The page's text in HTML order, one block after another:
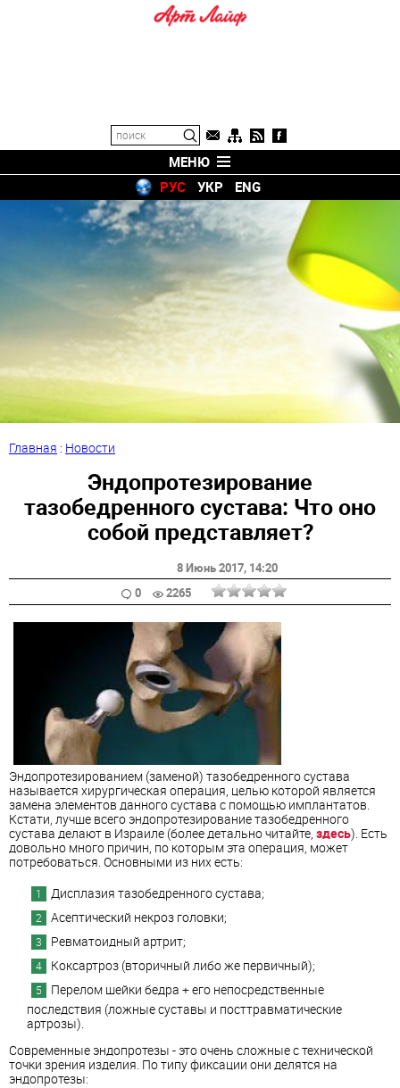
МЕНЮ
РУС
УКР ENG
Главная : Новости
Эндопротезирование
тазобедренного сустава: Что оно
собой представляет?
8 Июнь 2017, 14:20
0
2265
Эндопротезированием (заменой) тазобедренного сустава
называется хирургическая операция, целью которой является
замена элементов данного сустава с помощью имплантатов.
Кстати, лучше всего эндопротезирование тазобедренного
сустава делают в Израиле (более детально читайте, здесь). Есть
довольно много причин, по которым эта операция, может
потребоваться. Основными из них есть:
Дисплазия тазобедренного сустава;
Асептический некроз головки;
Ревматоидный артрит;
Коксартроз (вторичный либо же первичный);
Перелом шейки бедра + его непосредственные
последствия (ложные суставы и посттравматические
артрозы).
Современные эндопротезы - это очень сложные с технической
точки зрения изделия. По типу фиксации они делятся на
эндопротезы: